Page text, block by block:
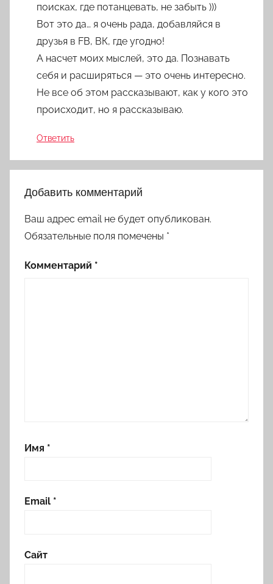
поисках, где потанцевать, не забыть )))
Вот это да… я очень рада, добавляйся в
друзья в FB, ВК, где угодно!
А насчет моих мыслей, это да. Познавать
себя и расширяться — это очень интересно.
Не все об этом рассказывают, как у кого это
происходит, но я рассказываю.
Ответить
Добавить комментарий
Ваш адрес email не будет опубликован.
Обязательные поля помечены *
Комментарий *
Имя *
Email *
Сайт